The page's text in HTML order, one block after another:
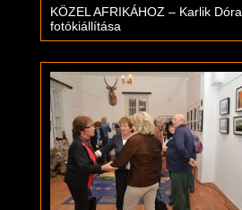
KÖZEL AFRIKÁHOZ – Karlik Dóra
fotókiállítása